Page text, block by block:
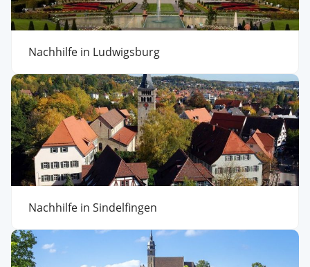
Nachhilfe in Ludwigsburg
Nachhilfe in Sindelfingen